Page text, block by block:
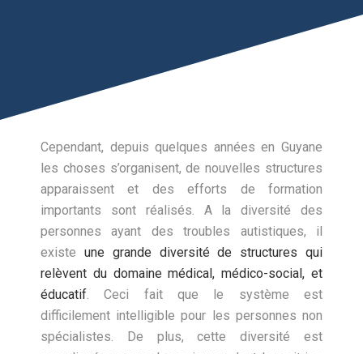
Cependant, depuis quelques années en Guyane
les choses s’organisent, de nouvelles structures
apparaissent et des efforts de formation
importants sont réalisés. A la diversité des
personnes ayant des troubles autistiques, il
existe une grande diversité de structures qui
relèvent du domaine médical, médico-social, et
éducatif. Ceci fait que le système est
difficilement intelligible pour les personnes non
spécialistes. De plus, cette diversité est